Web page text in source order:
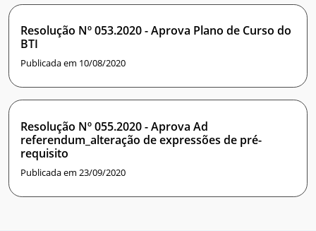
Resolução Nº 053.2020 - Aprova Plano de Curso do
BTI
Publicada em 10/08/2020
Resolução Nº 055.2020 - Aprova Ad
referendum_alteração de expressões de pré-
requisito
Publicada em 23/09/2020